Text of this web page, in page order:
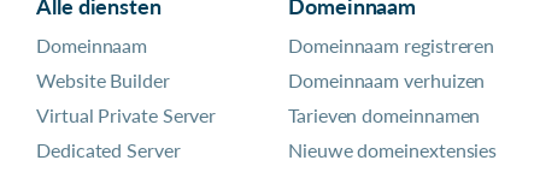
Alle diensten
Domeinnaam
Website Builder
Virtual Private Server
Dedicated Server
Domeinnaam
Domeinnaam registreren
Domeinnaam verhuizen
Tarieven domeinnamen
Nieuwe domeinextensies